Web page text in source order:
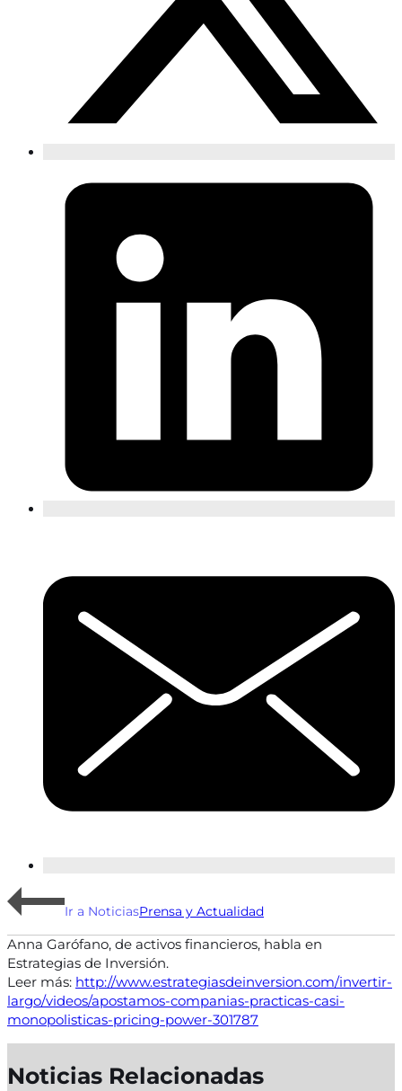
Ir a NoticiasPrensa y Actualidad
Anna Garófano, de activos financieros, habla en
Estrategias de Inversión.
Leer más: http://www.estrategiasdeinversion.com/invertir-
largo/videos/apostamos-companias-practicas-casi-
monopolisticas-pricing-power-301787
Noticias Relacionadas